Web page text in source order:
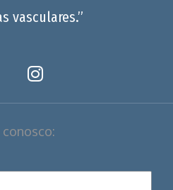
vasculares.”
conosco: